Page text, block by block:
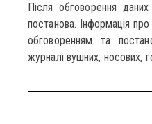
Після обговорення даних
постанова. Інформація
обговоренням та
журналі вушних, носових,